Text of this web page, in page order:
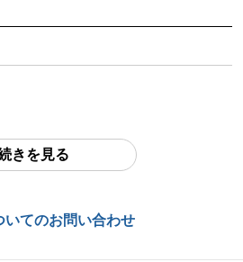
バーホール推奨、現状お渡し品）
お汚れございます。
2F
きを見る
いてのお問い合わせ